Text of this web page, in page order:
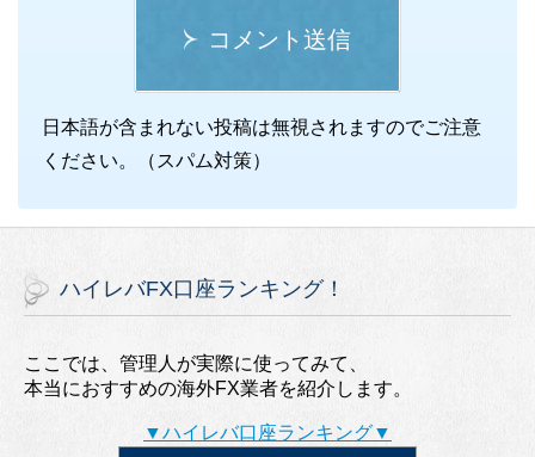
コメント送信
日本語が含まれない投稿は無視されますのでご注意
ください。（スパム対策）
ハイレバFX口座ランキング！
ここでは、管理人が実際に使ってみて、
本当におすすめの海外FX業者を紹介します。
▼ハイレバ口座ランキング▼